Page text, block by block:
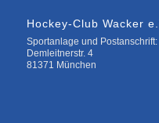
Hockey-Club Wacker
Sportanlage und Postanschrift:
Demleitnerstr. 4
81371 München